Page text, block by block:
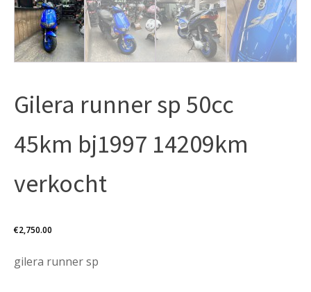
Gilera runner sp 50cc
45km bj1997 14209km
verkocht
€2,750.00
gilera runner sp